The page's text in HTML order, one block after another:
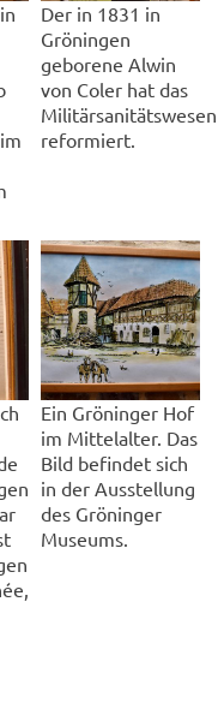
Der in 1831 in
Gröningen
geborene Alwin
von Coler hat das
Militärsanitätswesen
reformiert.
Ein Gröninger Hof
im Mittelalter. Das
Bild befindet sich
in der Ausstellung
des Gröninger
Museums.